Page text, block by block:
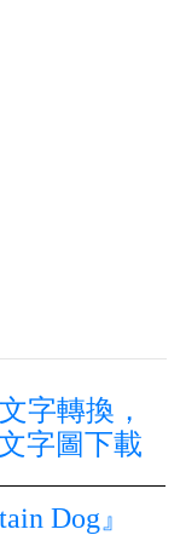
字轉換，
字圖下載
Dog』